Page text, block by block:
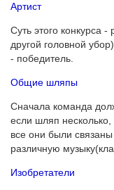
Артист
Суть этого конкурса
другой головной
- победитель.
Общие шляпы
Сначала команда
если шляп
все они были
различную
Изобретатели